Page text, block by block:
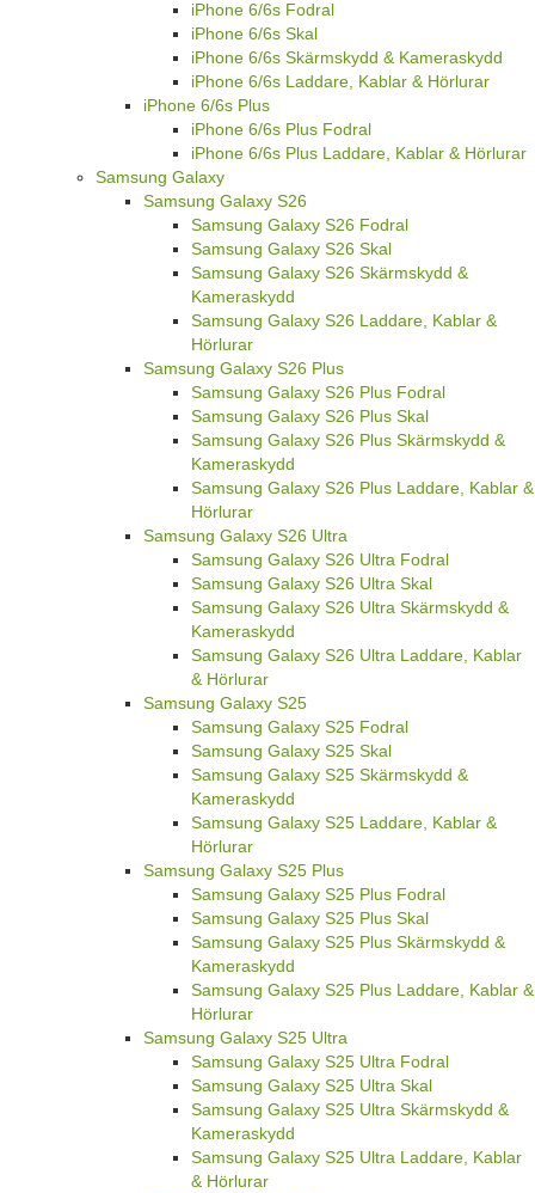
iPhone 6/6s Fodral
iPhone 6/6s Skal
iPhone 6/6s Skärmskydd & Kameraskydd
iPhone 6/6s Laddare, Kablar & Hörlurar
iPhone 6/6s Plus
iPhone 6/6s Plus Fodral
iPhone 6/6s Plus Laddare, Kablar & Hörlurar
Samsung Galaxy
Samsung Galaxy S26
Samsung Galaxy S26 Fodral
Samsung Galaxy S26 Skal
Samsung Galaxy S26 Skärmskydd &
Kameraskydd
Samsung Galaxy S26 Laddare, Kablar &
Hörlurar
Samsung Galaxy S26 Plus
Samsung Galaxy S26 Plus Fodral
Samsung Galaxy S26 Plus Skal
Samsung Galaxy S26 Plus Skärmskydd &
Kameraskydd
Samsung Galaxy S26 Plus Laddare, Kablar &
Hörlurar
Samsung Galaxy S26 Ultra
Samsung Galaxy S26 Ultra Fodral
Samsung Galaxy S26 Ultra Skal
Samsung Galaxy S26 Ultra Skärmskydd &
Kameraskydd
Samsung Galaxy S26 Ultra Laddare, Kablar
& Hörlurar
Samsung Galaxy S25
Samsung Galaxy S25 Fodral
Samsung Galaxy S25 Skal
Samsung Galaxy S25 Skärmskydd &
Kameraskydd
Samsung Galaxy S25 Laddare, Kablar &
Hörlurar
Samsung Galaxy S25 Plus
Samsung Galaxy S25 Plus Fodral
Samsung Galaxy S25 Plus Skal
Samsung Galaxy S25 Plus Skärmskydd &
Kameraskydd
Samsung Galaxy S25 Plus Laddare, Kablar &
Hörlurar
Samsung Galaxy S25 Ultra
Samsung Galaxy S25 Ultra Fodral
Samsung Galaxy S25 Ultra Skal
Samsung Galaxy S25 Ultra Skärmskydd &
Kameraskydd
Samsung Galaxy S25 Ultra Laddare, Kablar
& Hörlurar